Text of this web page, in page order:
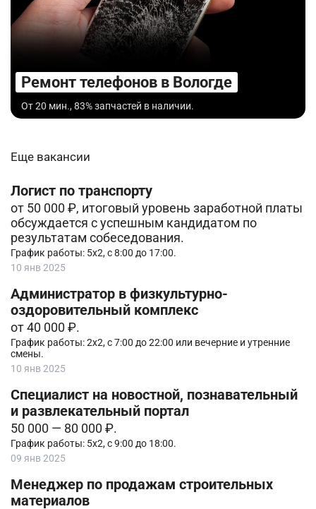
Ремонт телефонов в Вологде
От 20 мин., 83% запчастей в наличии.
Еще вакансии
Логист по транспорту
от 50 000 ₽, итоговый уровень заработной платы
обсуждается с успешным кандидатом по
результатам собеседования.
График работы: 5х2, с 8:00 до 17:00.
10 янв 2025
Администратор в физкультурно-
оздоровительный комплекс
от 40 000 ₽.
График работы: 2х2, с 7:00 до 22:00 или вечерние и утренние
смены.
10 янв 2025
Специалист на новостной, познавательный
и развлекательный портал
50 000 — 80 000 ₽.
График работы: 5х2, с 9:00 до 18:00.
09 янв 2025
Менеджер по продажам строительных
материалов